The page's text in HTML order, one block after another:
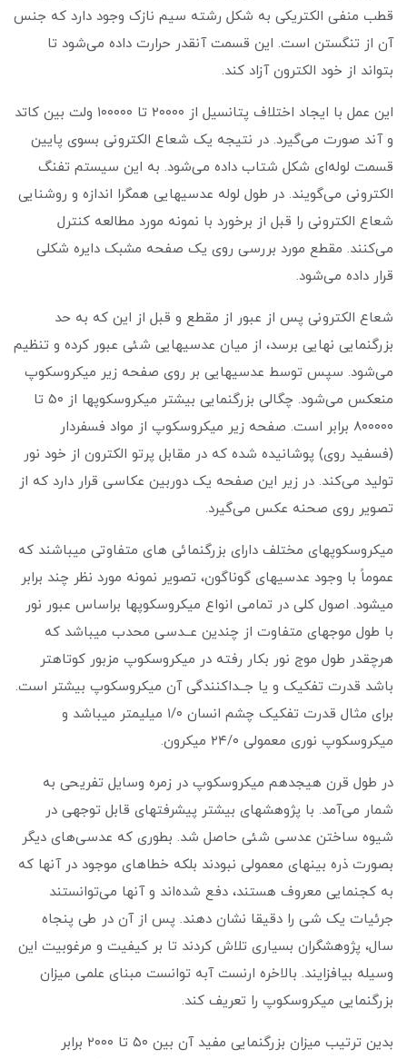
قطب منفی الکتریکی به شکل رشته سیم نازک وجود دارد که جنس
آن از تنگستن است. این قسمت آنقدر حرارت داده می‌شود تا
بتواند از خود الکترون آزاد کند.
این عمل با ایجاد اختلاف پتانسیل از ۲۰۰۰۰ تا ۱۰۰۰۰۰ ولت بین کاتد
و آند صورت می‌گیرد. در نتیجه یک شعاع الکترونی بسوی پایین
قسمت لوله‌ای شکل شتاب داده می‌شود. به این سیستم تفنگ
الکترونی می‌گویند. در طول لوله عدسیهایی همگرا اندازه و روشنایی
شعاع الکترونی را قبل از برخورد با نمونه مورد مطالعه کنترل
می‌کنند. مقطع مورد بررسی روی یک صفحه مشبک دایره شکلی
قرار داده می‌شود.
شعاع الکترونی پس از عبور از مقطع و قبل از این که به حد
بزرگنمایی نهایی برسد، از میان عدسیهایی شئی عبور کرده و تنظیم
می‌شود. سپس توسط عدسیهایی بر روی صفحه زیر میکروسکوپ
منعکس می‌شود. چگالی بزرگنمایی بیشتر میکروسکوپها از ۵۰ تا
۸۰۰۰۰۰ برابر است. صفحه زیر میکروسکوپ از مواد فسفردار
(فسفید روی) پوشانیده شده که در مقابل پرتو الکترون از خود نور
تولید می‌کند. در زیر این صفحه یک دوربین عکاسی قرار دارد که از
تصویر روی صحنه عکس می‌گیرد.
میکروسکوپهای مختلف دارای بزرگنمائی های متفاوتی میباشند که
عموماً با وجود عدسیهای گوناگون، تصویر نمونه مورد نظر چند برابر
میشود. اصول کلی در تمامی انواع میکروسکوپها براساس عبور نور
با طول موجهای متفاوت از چندین عــدسی محدب میباشد که
هرچقدر طول موج نور بکار رفته در میکروسکوپ مزبور کوتاهتر
باشد قدرت تفکیک و یا جــداکنندگی آن میکروسکوپ بیشتر است.
برای مثال قدرت تفکیک چشم انسان ۱/۰ میلیمتر میباشد و
میکروسکوپ نوری معمولی ۲۴/۰ میکرون.
در طول قرن هیجدهم میکروسکوپ در زمره وسایل تفریحی به
شمار می‌آمد. با پژوهشهای بیشتر پیشرفتهای قابل توجهی در
شیوه ساختن عدسی شئی حاصل شد. بطوری که عدسی‌های دیگر
بصورت ذره‌ بینهای معمولی نبودند بلکه خطاهای موجود در آنها که
به کجنمایی معروف هستند، دفع شده‌اند و آنها می‌توانستند
جرئیات یک شی را دقیقا نشان دهند. پس از آن در طی پنجاه
سال، پژوهشگران بسیاری تلاش کردند تا بر کیفیت و مرغوبیت این
وسیله بیافزایند. بالاخره ارنست آبه توانست مبنای علمی میزان
بزرگنمایی میکروسکوپ را تعریف کند.
بدین ترتیب میزان بزرگنمایی مفید آن بین ۵۰ تا ۲۰۰۰ برابر